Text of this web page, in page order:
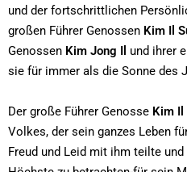
und der fortschrittlichen
großen Führer Genossen Kim Il
Genossen Kim Jong Il und ihrer
sie für immer als die Sonne des
Der große Führer Genosse Kim Il
Volkes, der sein ganzes Leben
Freud und Leid mit ihm teilte